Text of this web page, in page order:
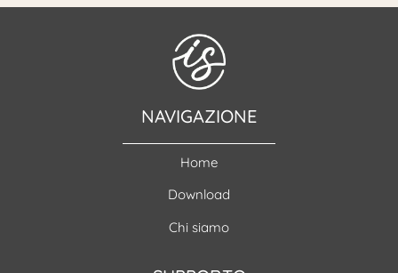
NAVIGAZIONE
Home
Download
Chi siamo